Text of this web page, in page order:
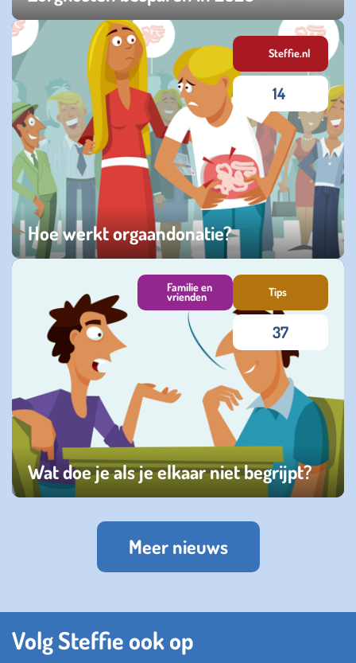
dinsdag 02 december 2025
Hoe werkt orgaandonatie?
vrijdag 11 oktober 2024
Steffie.nl
14
Wat doe je als je elkaar niet begrijpt?
Familie en
vrienden Tips
37
Meer nieuws
Volg Steffie ook op